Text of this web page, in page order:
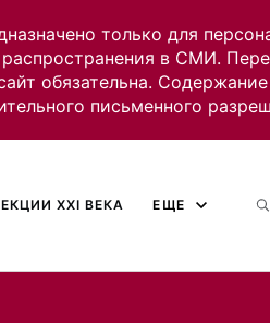
только для
в СМИ.
обязательна.
письменного
XXI ВЕКА ЕЩЕ